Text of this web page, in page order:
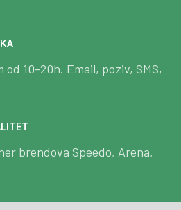
od 10-20h. Email, poziv, SMS,
brendova Speedo, Arena,